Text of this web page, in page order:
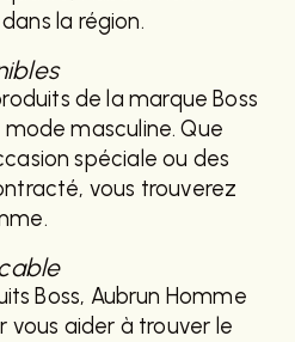
la région.
de la marque Boss
masculine. Que
spéciale ou des
vous trouverez
Boss, Aubrun Homme
vous aider à trouver le